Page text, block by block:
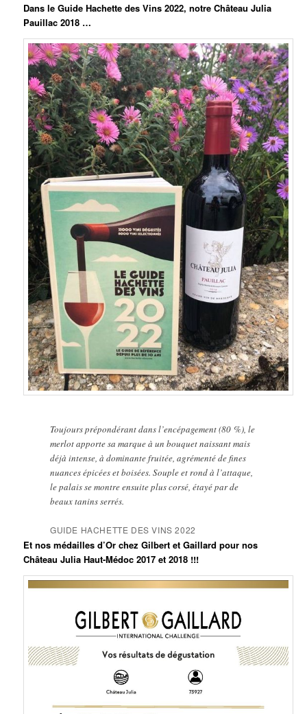
Dans le Guide Hachette des Vins 2022, notre Château Julia
Pauillac 2018 …
Toujours prépondérant dans l’encépagement (80 %), le
merlot apporte sa marque à un bouquet naissant mais
déjà intense, à dominante fruitée, agrémenté de fines
nuances épicées et boisées. Souple et rond à l’attaque,
le palais se montre ensuite plus corsé, étayé par de
beaux tanins serrés.
GUIDE HACHETTE DES VINS 2022
Et nos médailles d’Or chez Gilbert et Gaillard pour nos
Château Julia Haut-Médoc 2017 et 2018 !!!